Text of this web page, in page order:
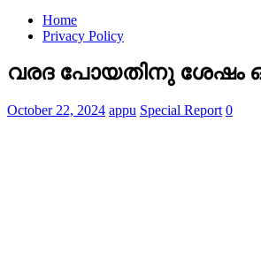
Home
Privacy Policy
വരദ പോയതിനു ശേഷം
October 22, 2024 appu Special Report 0